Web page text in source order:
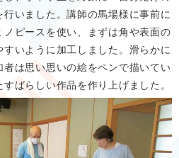
いました。講師の馬場様に事前に
ピースを使い、まずは角や表面の
いように加工しました。滑らかに
は思い思いの絵をペンで描いてい
ばらしい作品を作り上げました。